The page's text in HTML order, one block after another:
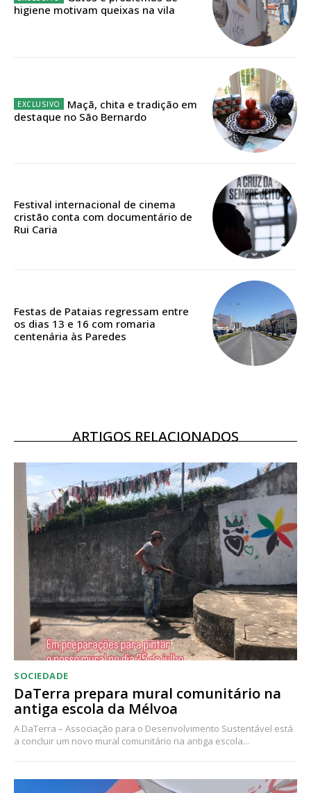
Sendo assinante terá acesso a todos os conteúdos exclusivos e versões
digitais.
Escolha o plano de assinatura desejado:
ASSINATURA
IMPRESSA
Edição em papel entregue à Quinta-feira em sua
Acesso aos conteúdos Exclusivos para
assinantes
Ofertas para assinatura anual
DIGITAL ANUAL
16€
12 meses
Acesso ao conteúdo online
Acesso aos conteúdos Exclusivos para
assinantes
Ofertas para assinatura anual
higiene motivam queixas na vila
Maçã, chita e tradição em
destaque no São Bernardo
Festival internacional de cinema
cristão conta com documentário de
Rui Caria
Festas de Pataias regressam entre
os dias 13 e 16 com romaria
centenária às Paredes
ARTIGOS RELACIONADOS
SOCIEDADE
DaTerra prepara mural comunitário na
antiga escola da Mélvoa
A DaTerra – Associação para o Desenvolvimento Sustentável está
a concluir um novo mural comunitário na antiga escola...